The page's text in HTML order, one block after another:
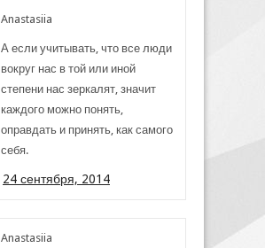
Anastasiia
А если учитывать, что все люди
вокруг нас в той или иной
степени нас зеркалят, значит
каждого можно понять,
оправдать и принять, как самого
себя.
24 сентября, 2014
Anastasiia